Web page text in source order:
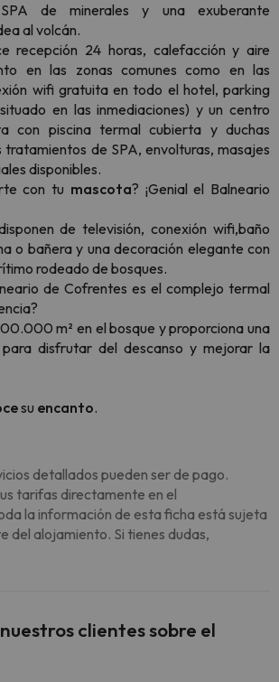
de minerales y una exuberante
al volcán.
recepción 24 horas, calefacción y aire
en las zonas comunes como en las
wifi gratuita en todo el hotel, parking
en las inmediaciones) y un centro
con piscina termal cubierta y duchas
tratamientos de SPA, envolturas, masajes
disponibles.
con tu mascota? ¡Genial el Balneario
de televisión, conexión wifi,baño
o bañera y una decoración elegante con
rodeado de bosques.
de Cofrentes es el complejo termal
m² en el bosque y proporciona una
disfrutar del descanso y mejorar la
su encanto.
detallados pueden ser de pago.
tarifas directamente en el
la información de esta ficha está sujeta
del alojamiento. Si tienes dudas,
clientes sobre el